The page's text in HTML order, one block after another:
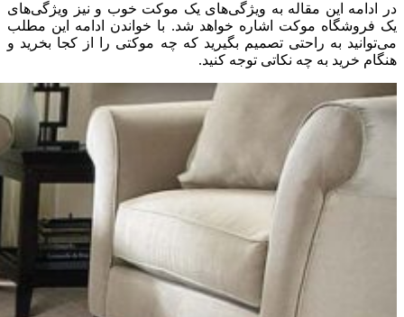
در ادامه این مقاله به ویژگی‌های یک موکت خوب و نیز ویژگی‌های
یک فروشگاه موکت اشاره خواهد شد. با خواندن ادامه این مطلب
می‌توانید به راحتی تصمیم بگیرید که چه موکتی را از کجا بخرید و
هنگام خرید به چه نکاتی توجه کنید.